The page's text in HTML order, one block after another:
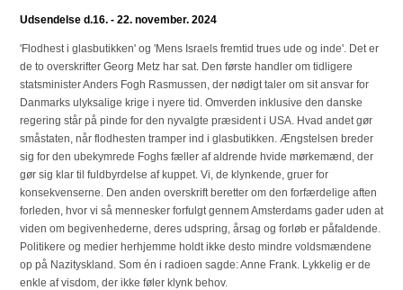
Udsendelse d.16. - 22. november. 2024
'Flodhest i glasbutikken' og 'Mens Israels fremtid trues ude og inde'. Det er
de to overskrifter Georg Metz har sat. Den første handler om tidligere
statsminister Anders Fogh Rasmussen, der nødigt taler om sit ansvar for
Danmarks ulyksalige krige i nyere tid. Omverden inklusive den danske
regering står på pinde for den nyvalgte præsident i USA. Hvad andet gør
småstaten, når flodhesten tramper ind i glasbutikken. Ængstelsen breder
sig for den ubekymrede Foghs fæller af aldrende hvide mørkemænd, der
gør sig klar til fuldbyrdelse af kuppet. Vi, de klynkende, gruer for
konsekvenserne. Den anden overskrift beretter om den forfærdelige aften
forleden, hvor vi så mennesker forfulgt gennem Amsterdams gader uden at
viden om begivenhederne, deres udspring, årsag og forløb er påfaldende.
Politikere og medier herhjemme holdt ikke desto mindre voldsmændene
op på Nazityskland. Som én i radioen sagde: Anne Frank. Lykkelig er de
enkle af visdom, der ikke føler klynk behov.